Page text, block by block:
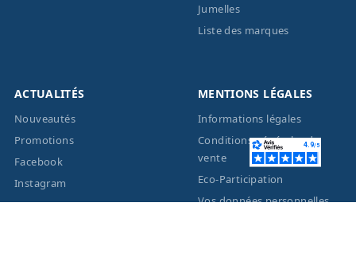
Jumelles
Liste des marques
ACTUALITÉS
Nouveautés
Promotions
Facebook
Instagram
MENTIONS LÉGALES
Informations légales
Conditions générales de
vente
Eco-Participation
Vos données personnelles